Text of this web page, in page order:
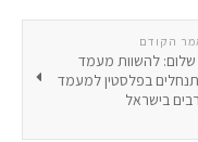
הקודם
שלום: להשוות מעמד
בפלסטין למעמד
בישראל